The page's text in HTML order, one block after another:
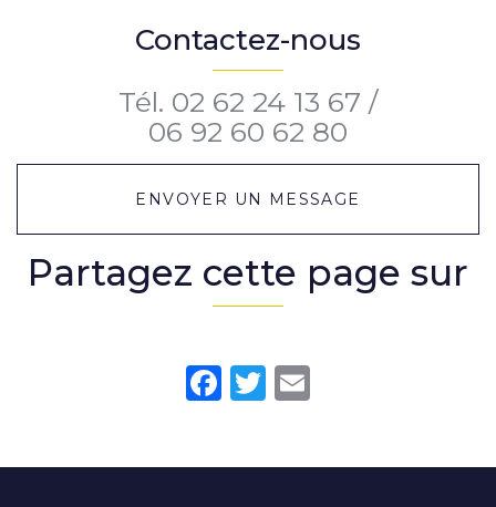
Saint-Denis à
catalogue
CEYA –
Octobre
2025
Contactez-nous
Tél. 02 62 24 13 67 /
06 92 60 62 80
ENVOYER UN MESSAGE
Partagez cette page sur
Facebook
Twitter